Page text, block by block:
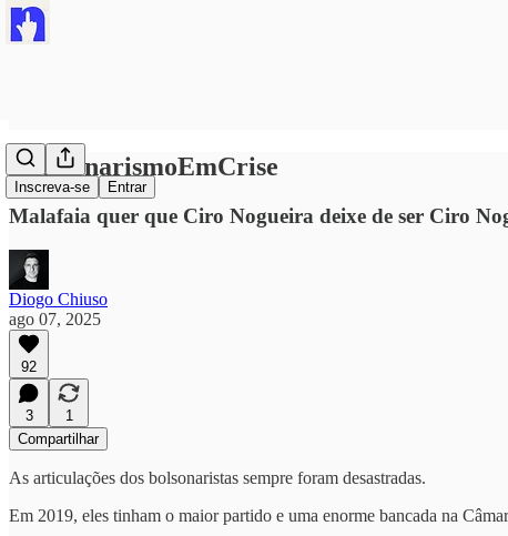
Inscreva-se Entrar
#BolsonarismoEmCrise
Malafaia quer que Ciro Nogueira deixe de ser Ciro
Diogo Chiuso
ago 07, 2025
92
3
1
Compartilhar
As articulações dos bolsonaristas sempre foram desastradas.
Em 2019, eles tinham o maior partido e uma enorme bancada na